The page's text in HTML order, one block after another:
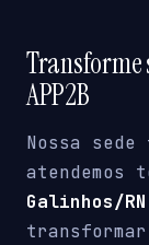
Transforme
APP2B
Nossa
Galinhos/RN